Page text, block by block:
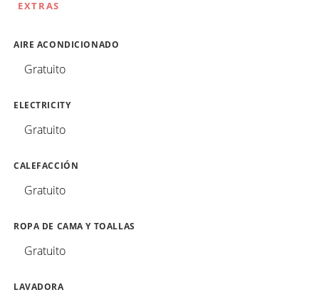
EXTRAS
AIRE ACONDICIONADO
Gratuito
ELECTRICITY
Gratuito
CALEFACCIÓN
Gratuito
ROPA DE CAMA Y TOALLAS
Gratuito
LAVADORA